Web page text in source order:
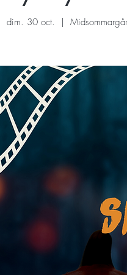
dim. 30 oct.
  |